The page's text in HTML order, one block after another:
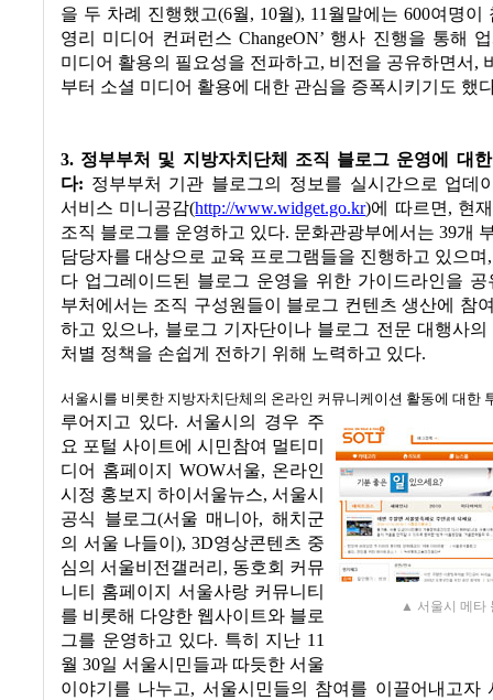
을 두 차례 진행했고(6월, 10월), 11월말에는 600여명이
영리 미디어 컨퍼런스 ChangeON’ 행사 진행을 통해
미디어 활용의 필요성을 전파하고, 비전을 공유하면서 ,
부터 소셜 미디어 활용에 대한 관심을 증폭시키기도 했
3. 정부부처 및 지방자치단체 조직 블로그 운영에 대
다: 정부부처 기관 블로그의 정보를 실시간으로 업데
서비스 미니공감(http://www.widget.go.kr)에 따르면, 현재
조직 블로그를 운영하고 있다. 문화관광부에서는 39개
담당자를 대상으로 교육 프로그램들을 진행하고 있으며
다 업그레이드된 블로그 운영을 위한 가이드라인을 공
부처에서는 조직 구성원들이 블로그 컨텐츠 생산에 참
하고 있으나, 블로그 기자단이나 블로그 전문 대행사
처별 정책을 손쉽게 전하기 위해 노력하고 있다.
서울시를 비롯한 지방자치단체의 온라인 커뮤니케이션 활동에 대한
▲ 서울시 메타
루어지고 있다. 서울시의 경우 주
요 포털 사이트에 시민참여 멀티미
디어 홈페이지
WOW서울, 온라인
시정 홍보지 하이서울뉴스, 서울시
공식 블로그(서울 매니아,해치군
의 서울 나들이), 3D영상콘텐츠 중
심의 서울비전갤러리 , 동호회 커뮤
니티 홈페이지 서울사랑 커뮤니티
를 비롯해 다양한 웹사이트와 블로
그를 운영하고 있다. 특히 지난 11
월 30일 서울시민들과 따듯한 서울
이야기를 나누고, 서울시민들의 참여를 이끌어내고자